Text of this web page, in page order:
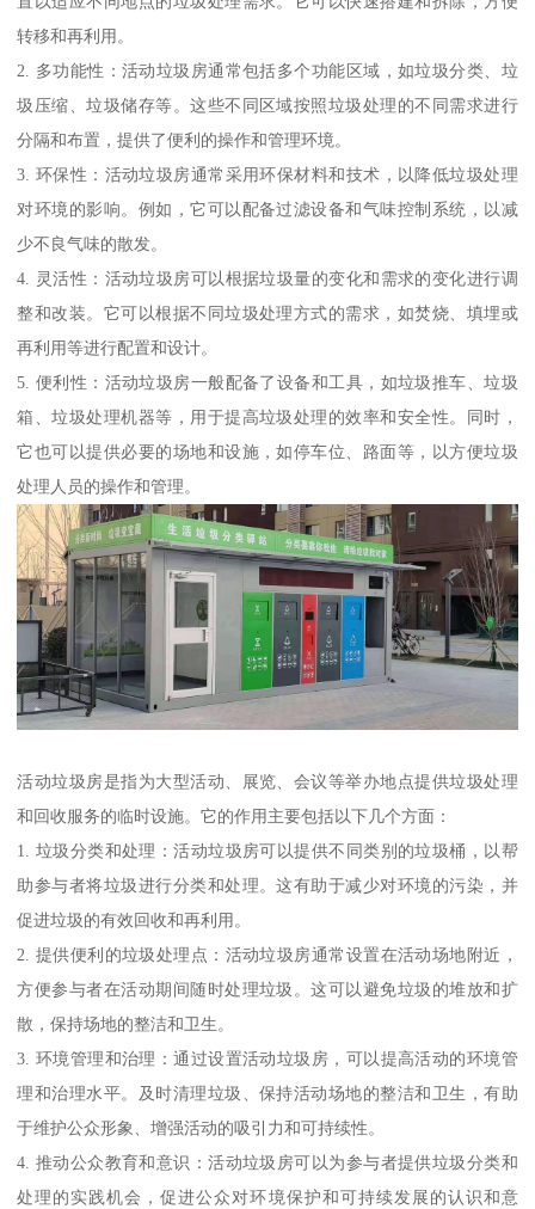
转移和再利用。
2. 多功能性：活动垃圾房通常包括多个功能区域，如垃圾分类、垃
圾压缩、垃圾储存等。这些不同区域按照垃圾处理的不同需求进行
分隔和布置，提供了便利的操作和管理环境。
3. 环保性：活动垃圾房通常采用环保材料和技术，以降低垃圾处理
对环境的影响。例如，它可以配备过滤设备和气味控制系统，以减
少不良气味的散发。
4. 灵活性：活动垃圾房可以根据垃圾量的变化和需求的变化进行调
整和改装。它可以根据不同垃圾处理方式的需求，如焚烧、填埋或
再利用等进行配置和设计。
5. 便利性：活动垃圾房一般配备了设备和工具，如垃圾推车、垃圾
箱、垃圾处理机器等，用于提高垃圾处理的效率和安全性。同时，
它也可以提供必要的场地和设施，如停车位、路面等，以方便垃圾
处理人员的操作和管理。
活动垃圾房是指为大型活动、展览、会议等举办地点提供垃圾处理
和回收服务的临时设施。它的作用主要包括以下几个方面：
1. 垃圾分类和处理：活动垃圾房可以提供不同类别的垃圾桶，以帮
助参与者将垃圾进行分类和处理。这有助于减少对环境的污染，并
促进垃圾的有效回收和再利用。
2. 提供便利的垃圾处理点：活动垃圾房通常设置在活动场地附近，
方便参与者在活动期间随时处理垃圾。这可以避免垃圾的堆放和扩
散，保持场地的整洁和卫生。
3. 环境管理和治理：通过设置活动垃圾房，可以提高活动的环境管
理和治理水平。及时清理垃圾、保持活动场地的整洁和卫生，有助
于维护公众形象、增强活动的吸引力和可持续性。
4. 推动公众教育和意识：活动垃圾房可以为参与者提供垃圾分类和
处理的实践机会，促进公众对环境保护和可持续发展的认识和意